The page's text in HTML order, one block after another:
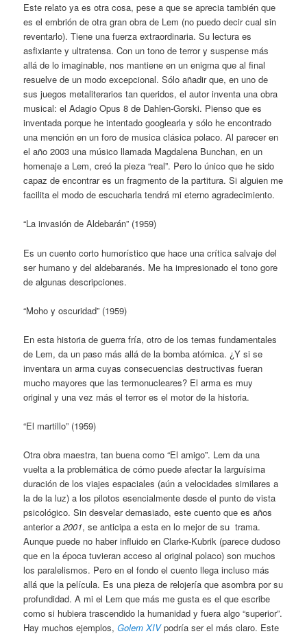
Este relato ya es otra cosa, pese a que se aprecia también que
es el embrión de otra gran obra de Lem (no puedo decir cual sin
reventarlo). Tiene una fuerza extraordinaria. Su lectura es
asfixiante y ultratensa. Con un tono de terror y suspense más
allá de lo imaginable, nos mantiene en un enigma que al final
resuelve de un modo excepcional. Sólo añadir que, en uno de
sus juegos metaliterarios tan queridos, el autor inventa una obra
musical: el Adagio Opus 8 de Dahlen-Gorski. Pienso que es
inventada porque he intentado googlearla y sólo he encontrado
una mención en un foro de musica clásica polaco. Al parecer en
el año 2003 una músico llamada Magdalena Bunchan, en un
homenaje a Lem, creó la pieza “real”. Pero lo único que he sido
capaz de encontrar es un fragmento de la partitura. Si alguien me
facilita el modo de escucharla tendrá mi eterno agradecimiento.
“La invasión de Aldebarán” (1959)
Es un cuento corto humorístico que hace una crítica salvaje del
ser humano y del aldebaranés. Me ha impresionado el tono gore
de algunas descripciones.
“Moho y oscuridad” (1959)
En esta historia de guerra fría, otro de los temas fundamentales
de Lem, da un paso más allá de la bomba atómica. ¿Y si se
inventara un arma cuyas consecuencias destructivas fueran
mucho mayores que las termonucleares? El arma es muy
original y una vez más el terror es el motor de la historia.
“El martillo” (1959)
Otra obra maestra, tan buena como “El amigo”. Lem da una
vuelta a la problemática de cómo puede afectar la larguísima
duración de los viajes espaciales (aún a velocidades similares a
la de la luz) a los pilotos esencialmente desde el punto de vista
psicológico. Sin desvelar demasiado, este cuento que es años
anterior a2001, se anticipa a esta en lo mejor de su trama.
Aunque puede no haber influido en Clarke-Kubrik (parece dudoso
que en la época tuvieran acceso al original polaco) son muchos
los paralelismos. Pero en el fondo el cuento llega incluso más
allá que la película. Es una pieza de relojería que asombra por su
profundidad. A mi el Lem que más me gusta es el que escribe
como si hubiera trascendido la humanidad y fuera algo “superior”.
Hay muchos ejemplos,Golem XIVpodría ser el más claro. Este